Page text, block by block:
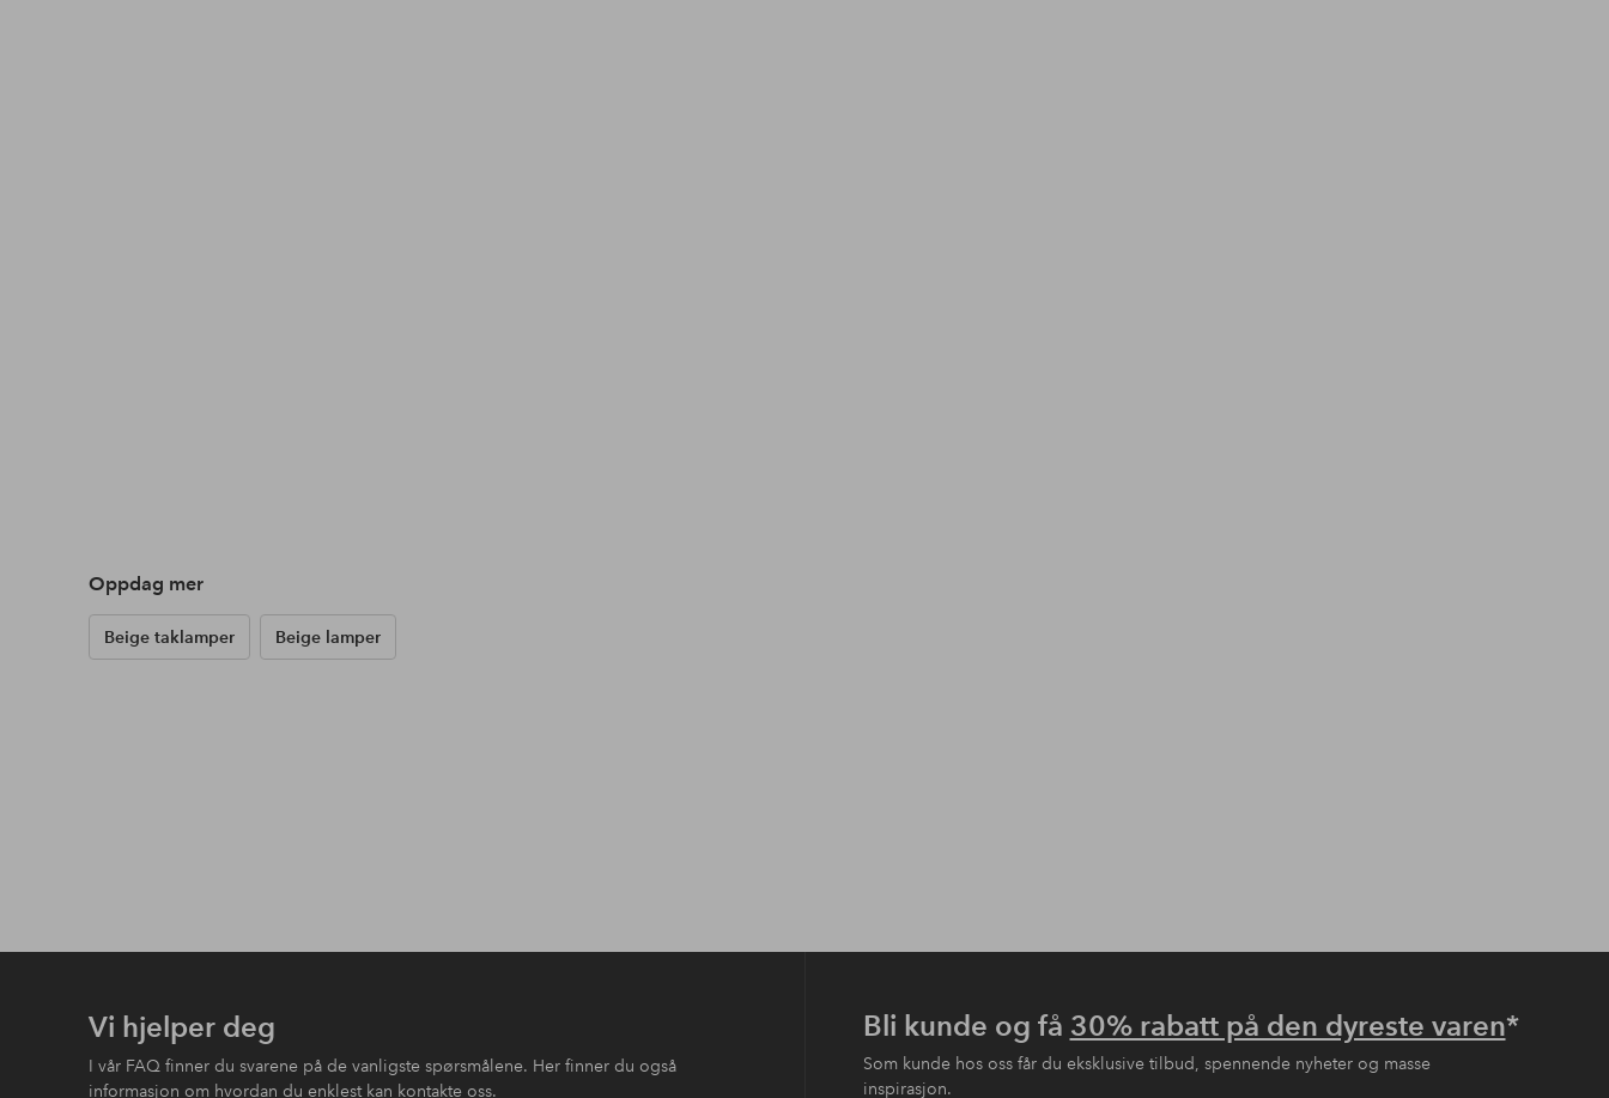
Oppdag mer
Beige taklamper Beige lamper
Vi hjelper deg
I vår FAQ finner du svarene på de vanligste spørsmålene. Her finner du også
informasjon om hvordan du enklest kan kontakte oss.
Bli kunde og få 30% rabatt på den dyreste varen*
Som kunde hos oss får du eksklusive tilbud, spennende nyheter og masse
inspirasjon.